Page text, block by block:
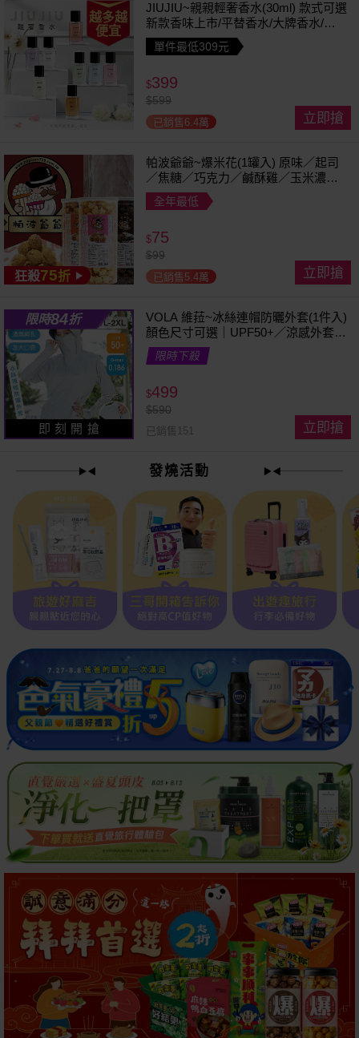
越多越
便宜
JIUJIU~親親輕奢香水(30ml) 款式可選
新款香味上市/平替香水/大牌香水/大
牌平替
單件最低309元
$399
$599
已銷售6.4萬 立即搶
狂殺75折
帕波爺爺~爆米花(1罐入) 原味／起司
／焦糖／巧克力／鹹酥雞／玉米濃湯
／珍珠奶茶 款式可選
全年最低
$75
$99
已銷售5.4萬 立即搶
限時84折
即 刻 開 搶
VOLA 維菈~冰絲連帽防曬外套(1件入)
顏色尺寸可選｜UPF50+／涼感外套／
可拆帽簷／馬尾孔設計／機車族防曬
限時下殺
$499
$590
已銷售151 立即搶
發燒活動